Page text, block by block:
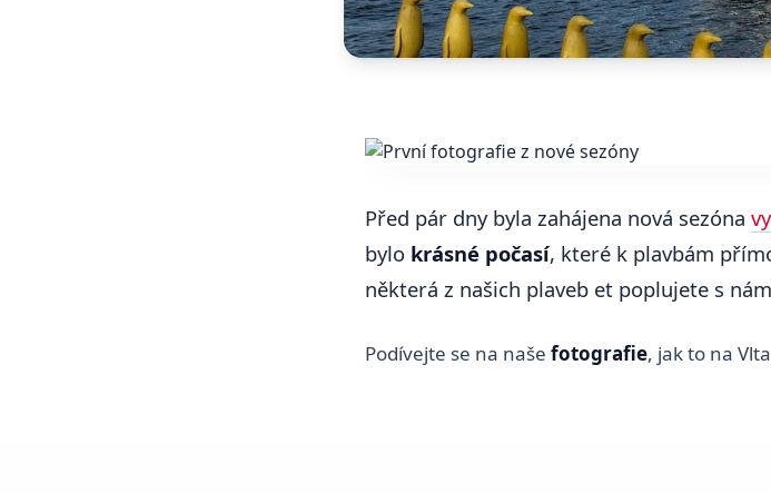
Před pár dny byla zahájena nová sezóna
bylo krásné počasí, které k plavbám
některá z našich plaveb et poplujete s
Podívejte se na naše fotografie, jak to na